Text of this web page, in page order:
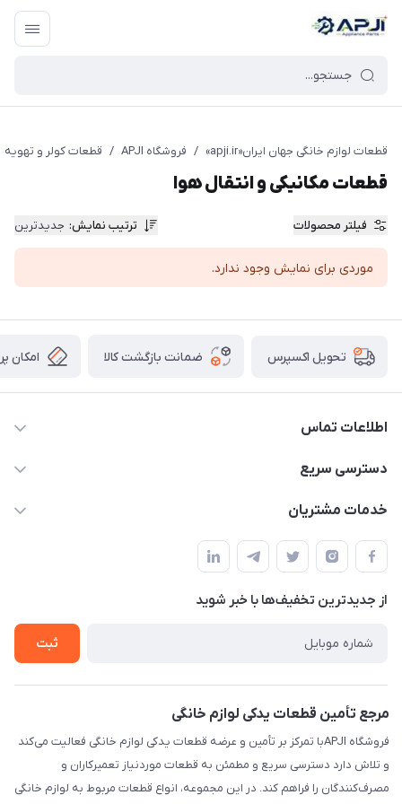
قطعات یدکی و جانبی لوازم خانگی جهان ایران
قطعات لوازم خانگی جهان ایران«apji.ir» / فروشگاه APJI / قطعات کولر و تهویه
قطعات مکانیکی و انتقال هوا
فیلتر محصولات ترتیب نمایش: جدیدترین
موردی برای نمایش وجود ندارد.
تحویل اکسپرس ضمانت بازگشت کالا امکان
اطلاعات تماس
09106753413
دسترسی سریع
حساب کاربری
لیست محصولات
درباره ما
خدمات مشتریان
قوانین و مقررات
حریم خصوصی
راهنما
از جدید‌ترین تخفیف‌ها با‌ خبر شوید
ثبت
مرجع تأمین قطعات یدکی لوازم خانگی
فروشگاه APJIبا تمرکز بر تأمین و عرضه قطعات یدکی لوازم خانگی فعالیت می‌کند
و تلاش دارد دسترسی سریع و مطمئن به قطعات موردنیاز تعمیرکاران و
مصرف‌کنندگان را فراهم کند. در این مجموعه، انواع قطعات مربوط به لوازم خانگی